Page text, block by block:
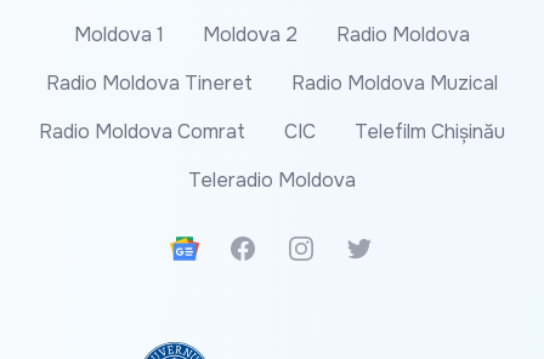
Moldova 1 Moldova 2
Radio Moldova
Radio Moldova Tineret
Radio Moldova Muzical
Radio Moldova Comrat
CIC
Telefilm Chișinău
Teleradio Moldova
Google News
FacebookInstagramTwitter